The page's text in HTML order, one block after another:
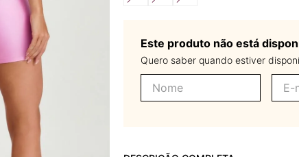
Este produto não está
Quero saber quando estiver